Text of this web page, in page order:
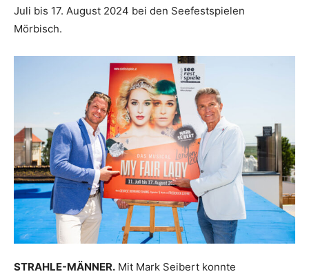
Juli bis 17. August 2024 bei den Seefestspielen
Mörbisch.
STRAHLE-MÄNNER. Mit Mark Seibert konnte